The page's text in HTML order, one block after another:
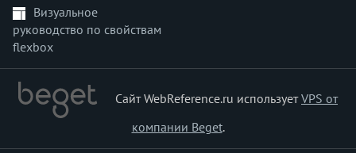
grid-column-end
grid-column-start
grid-row-end
grid-row-start
height
hyphenate-character
hyphenate-limit-chars
Визуальное
руководство по свойствам
flexbox
Сайт WebReference.ru используетVPS от
компании Beget.